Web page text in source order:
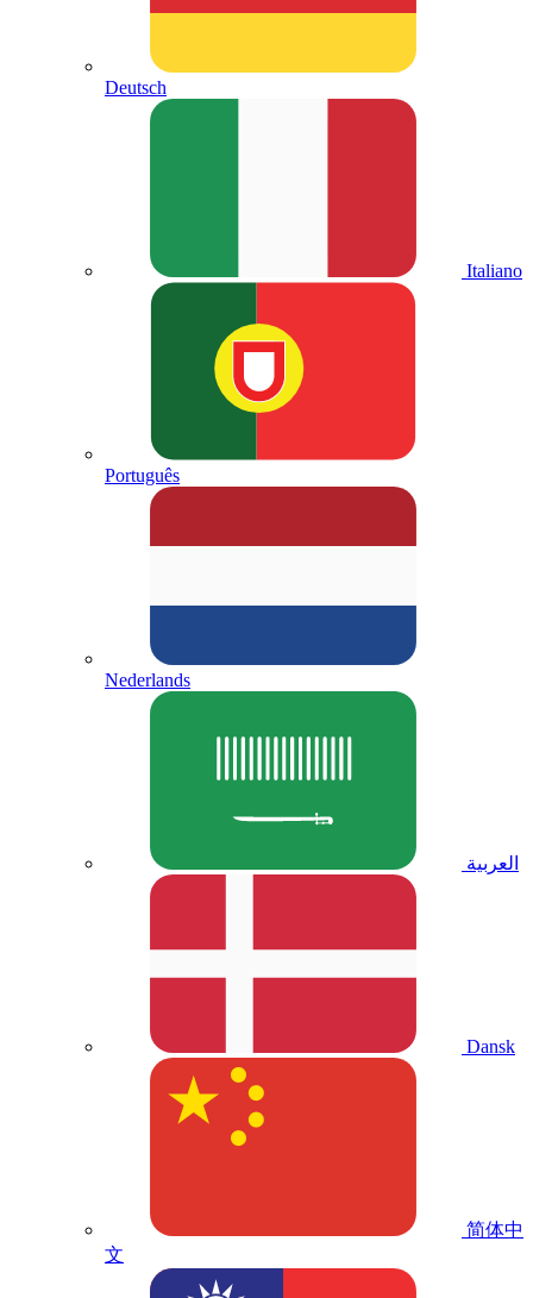
Deutsch
Italiano
Português
Nederlands
العربية
Dansk
简体中
文